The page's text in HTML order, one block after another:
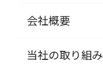
会社概要
当社の取り組み